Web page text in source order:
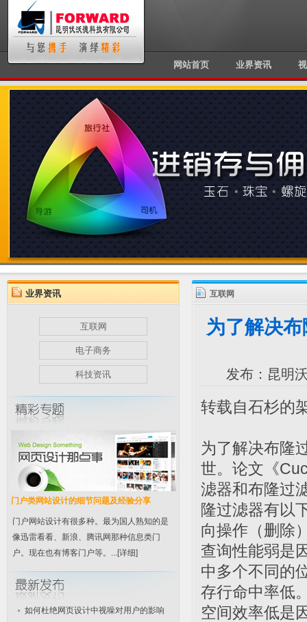
网站首页 业界资讯
业界资讯
互联网
电子商务
科技资讯
门户类网站设计的细节问题及经验分享
门户网站设计有很多种。最为国人熟知的是
像迅雷看看、新浪、腾讯网那种信息类门
户。现在也有博客门户等。...[详细]
如何杜绝网页设计中视噪对用户的影响
互联网
为了解决
发布：昆明
转载自石杉的
为了解决布隆
世。论文《
滤器和布隆过
隆过滤器有以
向操作（删除
查询性能弱是
中多个不同的
存行命中率低
空间效率低是